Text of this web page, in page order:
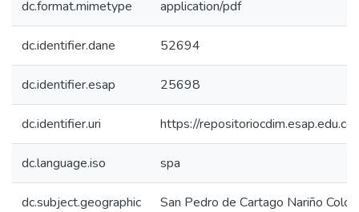
dc.format.mimetype application/pdf
dc.identifier.dane 52694
dc.identifier.esap 25698
dc.identifier.uri https://
dc.language.iso spa
dc.subject.geographic San Pedro de Cartago Nariño